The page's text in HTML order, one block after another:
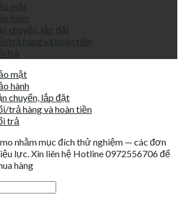
mật
hành
chuyển, lắp đặt
trả hàng và hoàn tiền
trả
mật
hành
chuyển, lắp đặt
trả hàng và hoàn tiền
trả
nhằm mục đích thử nghiệm — các đơn
lực. Xin liên hệ Hotline 0972556706 để
hàng